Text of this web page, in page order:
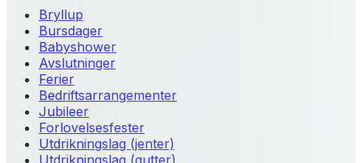
Bryllup
Bursdager
Babyshower
Avslutninger
Ferier
Bedriftsarrangementer
Jubileer
Forlovelsesfester
Utdrikningslag (jenter)
Utdrikningslag (gutter)